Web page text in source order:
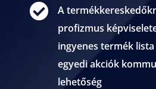

A
profizmus
ingyenes termék
egyedi akciók
lehetőség